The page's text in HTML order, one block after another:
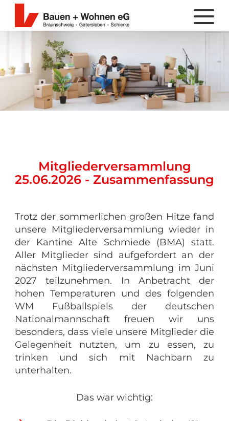
Mitgliederversammlung
25.06.2026 - Zusammenfassung
Trotz der sommerlichen großen Hitze fand
unsere Mitgliederversammlung wieder in
der Kantine Alte Schmiede (BMA) statt.
Aller Mitglieder sind aufgefordert an der
nächsten Mitgliederversammlung im Juni
2027 teilzunehmen. In Anbetracht der
hohen Temperaturen und des folgenden
WM Fußballspiels der deutschen
Nationalmannschaft freuen wir uns
besonders, dass viele unsere Mitglieder die
Gelegenheit nutzten, um zu essen, zu
trinken und sich mit Nachbarn zu
unterhalten.
Das war wichtig: